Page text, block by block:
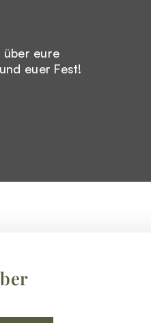
über eure
euer Fest!